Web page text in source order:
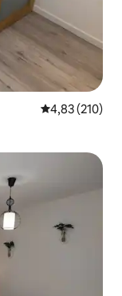
Gemiddelde
4,83 (210)